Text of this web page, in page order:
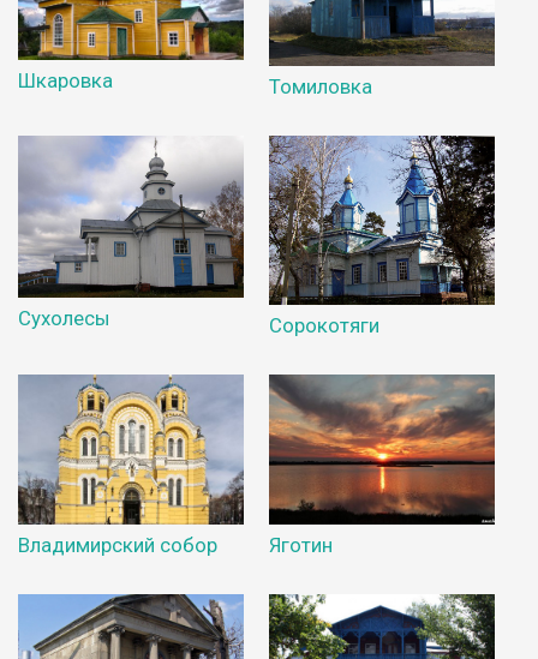
Шкаровка Томиловка
Сухолесы Сорокотяги
Владимирский собор Яготин